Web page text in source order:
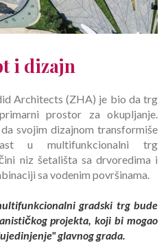
i dizajn
Architects (ZHA) je bio da trg
prostor za okupljanje.
svojim dizajnom transformiše
u multifunkcionalni trg
niz šetališta sa drvoredima i
sa vodenim površinama.
gradski trg bude
projekta, koji bi mogao
glavnog grada.